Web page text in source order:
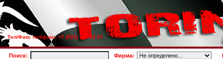
Тел/Факс тел/факс: +7 (925) 733-66-27
Поиск: Фирма: